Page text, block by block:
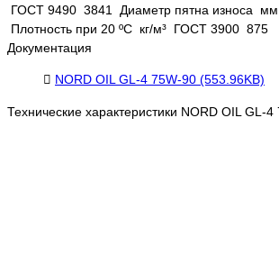
ГОСТ 9490 3841 Диаметр пятна износа
Плотность при 20 ºС кг/м³ ГОСТ 3900 875
Документация
NORD OIL GL-4 75W-90 (553.96KB)
Технические характеристики NORD OIL GL-